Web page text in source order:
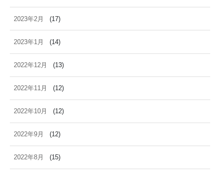
2023年2月 (17)
2023年1月 (14)
2022年12月 (13)
2022年11月 (12)
2022年10月 (12)
2022年9月 (12)
2022年8月 (15)